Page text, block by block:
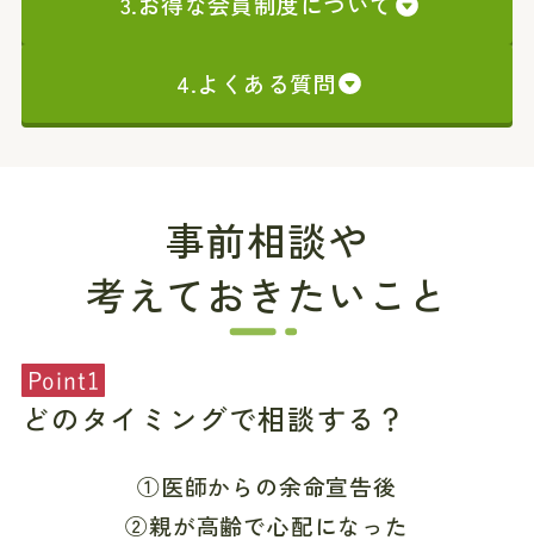
4.よくある質問
事前相談や
考えておきたいこと
Point1
どのタイミングで相談する？
①医師からの余命宣告後
②親が高齢で心配になった